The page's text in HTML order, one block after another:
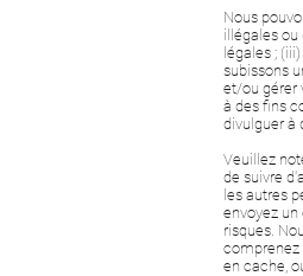
Nous
illégales ou
légales ;
subissons
et/ou gérer
à des fins
divulguer à
Veuillez
de suivre
les autres
envoyez
risques.
comprenez
en cache,